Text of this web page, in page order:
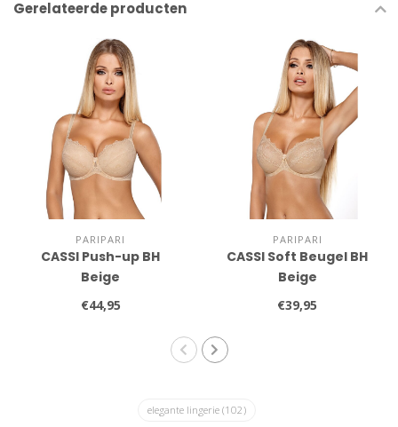
Gerelateerde producten
PARIPARI
CASSI Push-up BH
Beige
€44,95
PARIPARI
CASSI Soft Beugel BH
Beige
€39,95
elegante lingerie (102)